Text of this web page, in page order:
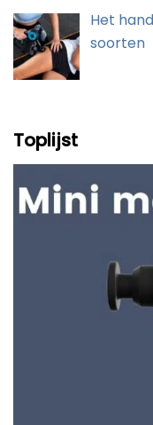
Het
soorten
Toplijst